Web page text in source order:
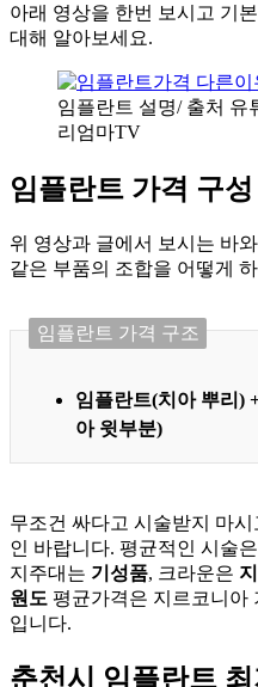
아래 영상을 한번 보시고 기
대해 알아보세요.
임플란트 설명/ 출처 유
리엄마TV
임플란트 가격 구성
위 영상과 글에서 보시는 바
같은 부품의 조합을 어떻게
임플란트 가격 구조
임플란트(치아 뿌리)
아 윗부분)
무조건 싸다고 시술받지 마
인 바랍니다. 평균적인 시술
지주대는 기성품, 크라운은
원도 평균가격은 지르코니아
입니다.
춘천시 임플란트